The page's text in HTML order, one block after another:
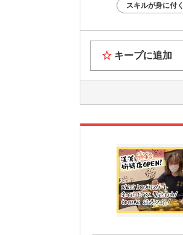
スキルが身に付く
キープに追加